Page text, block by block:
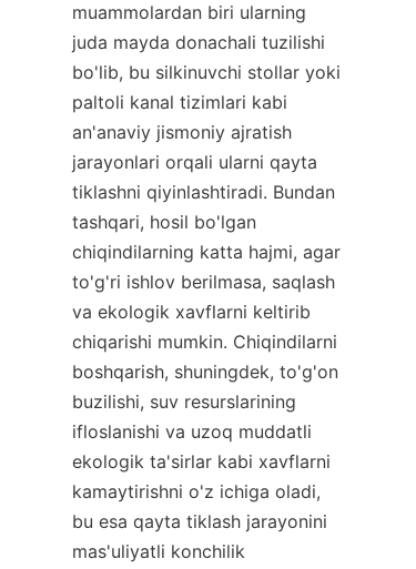
muammolardan biri ularning
juda mayda donachali tuzilishi
bo'lib, bu silkinuvchi stollar yoki
paltoli kanal tizimlari kabi
an'anaviy jismoniy ajratish
jarayonlari orqali ularni qayta
tiklashni qiyinlashtiradi. Bundan
tashqari, hosil bo'lgan
chiqindilarning katta hajmi, agar
to'g'ri ishlov berilmasa, saqlash
va ekologik xavflarni keltirib
chiqarishi mumkin. Chiqindilarni
boshqarish, shuningdek, to'g'on
buzilishi, suv resurslarining
ifloslanishi va uzoq muddatli
ekologik ta'sirlar kabi xavflarni
kamaytirishni o'z ichiga oladi,
bu esa qayta tiklash jarayonini
mas'uliyatli konchilik